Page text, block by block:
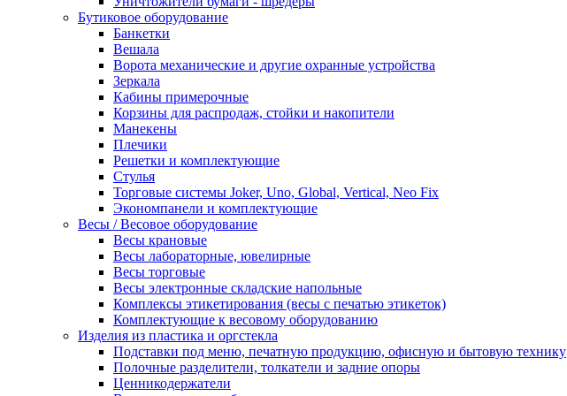
Бутиковое оборудование
Банкетки
Вешала
Ворота механические и другие охранные устройства
Зеркала
Кабины примерочные
Корзины для распродаж, стойки и накопители
Манекены
Плечики
Решетки и комплектующие
Стулья
Торговые системы Joker, Uno, Global, Vertical, Neo Fix
Экономпанели и комплектующие
Весы / Весовое оборудование
Весы крановые
Весы лабораторные, ювелирные
Весы торговые
Весы электронные складские напольные
Комплексы этикетирования (весы с печатью этикеток)
Комплектующие к весовому оборудованию
Изделия из пластика и оргстекла
Подставки под меню, печатную продукцию, офисную и бытовую технику
Полочные разделители, толкатели и задние опоры
Ценникодержатели